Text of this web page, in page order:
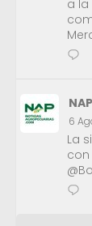
a
6
La
con